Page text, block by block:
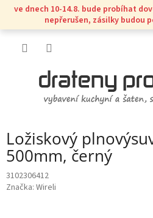
Přejít
obsah
ve dnech 10-14.8. bude probíhat
nepřerušen, zásilky budou
Ložiskový
500mm, černý
3102306412
Značka: Wireli